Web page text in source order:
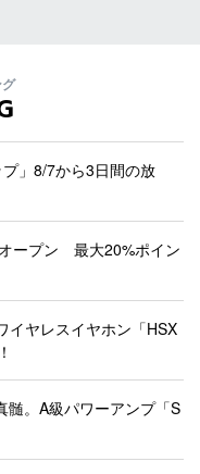
」8/7から3日間の放
ープン 最大20%ポイン
イヤレスイヤホン「HSX
髄。A級パワーアンプ「S